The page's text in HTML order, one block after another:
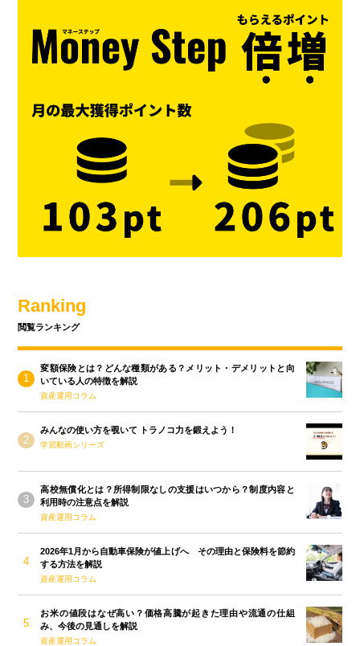
Ranking
閲覧ランキング
変額保険とは？どんな種類がある？メリット・デメリットと向
いている人の特徴を解説
資産運用コラム
みんなの使い方を覗いて トラノコ力を鍛えよう！
学習動画シリーズ
高校無償化とは？所得制限なしの支援はいつから？制度内容と
利用時の注意点を解説
資産運用コラム
2026年1月から自動車保険が値上げへ その理由と保険料を節約
する方法を解説
資産運用コラム
お米の値段はなぜ高い？価格高騰が起きた理由や流通の仕組
み、今後の見通しを解説
資産運用コラム